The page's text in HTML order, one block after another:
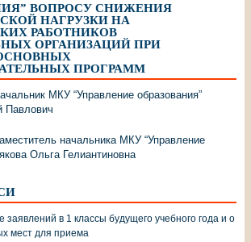
ВОПРОСУ СНИЖЕНИЯ
НАГРУЗКИ НА
РАБОТНИКОВ
ОРГАНИЗАЦИЙ ПРИ
ПРОГРАММ
МКУ “Управление образования”
Павлович
начальника МКУ “Управление
Ольга Гелиантиновна
в 1 классы будущего учебного года и о
мест для приема